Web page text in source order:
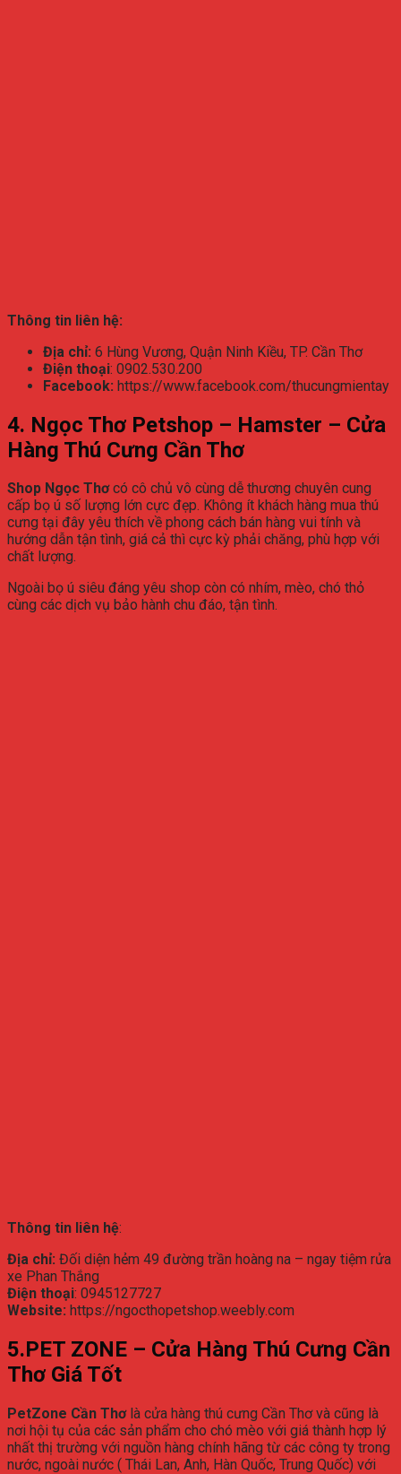
Thông tin liên hệ:
Địa chỉ: 6 Hùng Vương, Quận Ninh Kiều, TP. Cần Thơ
Điện thoại: 0902.530.200
Facebook: https://www.facebook.com/thucungmientay
4. Ngọc Thơ Petshop – Hamster – Cửa
Hàng Thú Cưng Cần Thơ
Shop Ngọc Thơcó cô chủ vô cùng dễ thương chuyên cung
cấp bọ ú số lượng lớn cực đẹp. Không ít khách hàng mua thú
cưng tại đây yêu thích về phong cách bán hàng vui tính và
hướng dẫn tận tình, giá cả thì cực kỳ phải chăng, phù hợp với
chất lượng.
Ngoài bọ ú siêu đáng yêu shop còn có nhím, mèo, chó thỏ
cùng các dịch vụ bảo hành chu đáo, tận tình.
Thông tin liên hệ:
Địa chỉ: Đối diện hẻm 49 đường trần hoàng na – ngay tiệm rửa
xe Phan Thắng
Điện thoại: 0945127727
Website: https://ngocthopetshop.weebly.com
5.PET ZONE – Cửa Hàng Thú Cưng Cần
Thơ Giá Tốt
PetZone Cần Thơlà cửa hàng thú cưng Cần Thơ và cũng là
nơi hội tụ của các sản phẩm cho chó mèo với giá thành hợp lý
nhất thị trường với nguồn hàng chính hãng từ các công ty trong
nước, ngoài nước ( Thái Lan, Anh, Hàn Quốc, Trung Quốc) với